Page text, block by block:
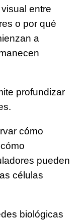
entre
o por qué
a
profundizar
cómo
pueden
células
biológicas